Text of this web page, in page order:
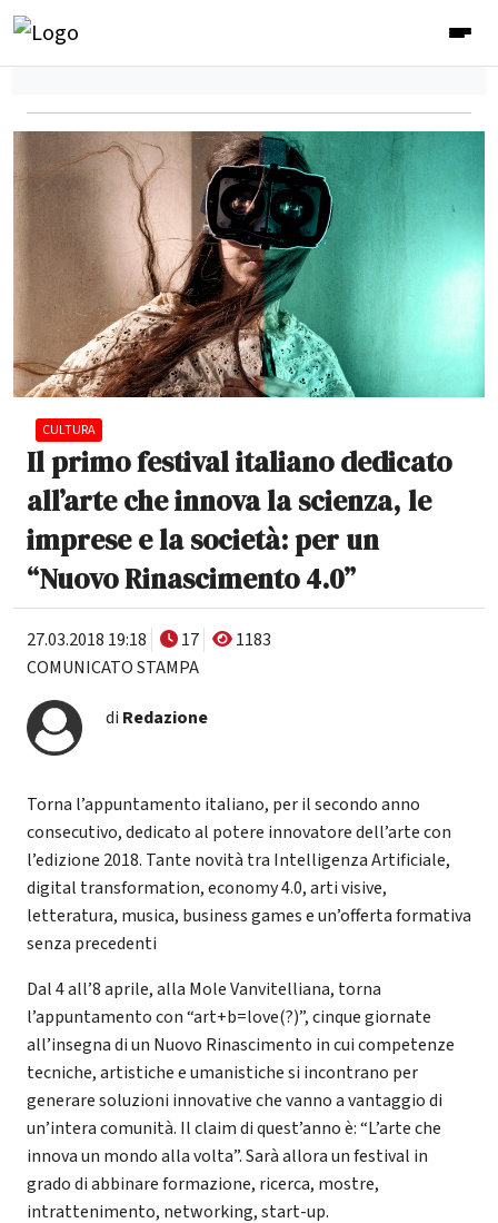
CULTURA
Il primo festival italiano dedicato
all’arte che innova la scienza, le
imprese e la società: per un
“Nuovo Rinascimento 4.0”
27.03.2018 19:18 17
1183
COMUNICATO STAMPA
di Redazione
Torna l’appuntamento italiano, per il secondo anno
consecutivo, dedicato al potere innovatore dell’arte con
l’edizione 2018. Tante novità tra Intelligenza Artificiale,
digital transformation, economy 4.0, arti visive,
letteratura, musica, business games e un’offerta formativa
senza precedenti
Dal 4 all’8 aprile, alla Mole Vanvitelliana, torna
l’appuntamento con “art+b=love(?)”, cinque giornate
all’insegna di un Nuovo Rinascimento in cui competenze
tecniche, artistiche e umanistiche si incontrano per
generare soluzioni innovative che vanno a vantaggio di
un’intera comunità. Il claim di quest’anno è: “L’arte che
innova un mondo alla volta”. Sarà allora un festival in
grado di abbinare formazione, ricerca, mostre,
intrattenimento, networking, start-up.